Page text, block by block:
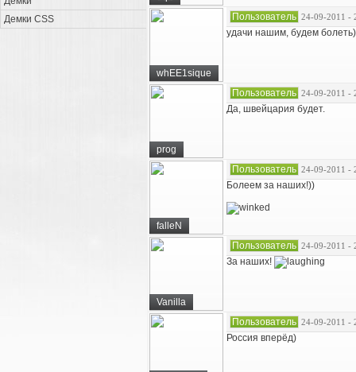
Демки CSS
whEE1sique
Пользователь 24-09-2011 -
удачи нашим, будем болеть)
prog
Пользователь 24-09-2011 -
Да, швейцария будет.
falleN
Пользователь 24-09-2011 -
Болеем за наших!))
Vanilla
Пользователь 24-09-2011 -
За наших!
Пользователь 24-09-2011 -
Россия вперёд)